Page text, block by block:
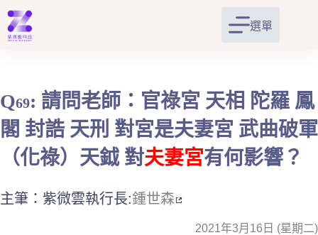
跳
至
主
容
選單
Q69: 請問老師：官祿宮 天相 陀羅 鳳
閣 封誥 天刑 對宮是夫妻宮 武曲破軍
（化祿）天鉞 對夫妻宮有何影響？
主筆：紫微雲執行長:鍾世森
2021年3月16日 (星期二)